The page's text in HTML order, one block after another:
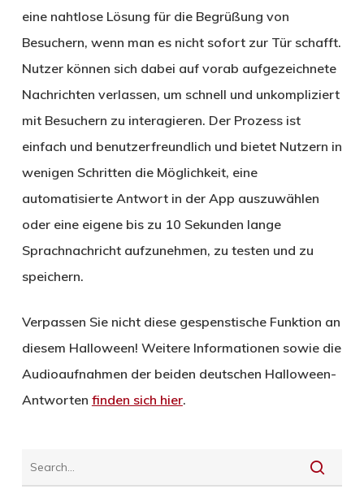
eine nahtlose Lösung für die Begrüßung von
Besuchern, wenn man es nicht sofort zur Tür schafft.
Nutzer können sich dabei auf vorab aufgezeichnete
Nachrichten verlassen, um schnell und unkompliziert
mit Besuchern zu interagieren. Der Prozess ist
einfach und benutzerfreundlich und bietet Nutzern in
wenigen Schritten die Möglichkeit, eine
automatisierte Antwort in der App auszuwählen
oder eine eigene bis zu 10 Sekunden lange
Sprachnachricht aufzunehmen, zu testen und zu
speichern.
Verpassen Sie nicht diese gespenstische Funktion an
diesem Halloween! Weitere Informationen sowie die
Audioaufnahmen der beiden deutschen Halloween-
Antworten finden sich hier.